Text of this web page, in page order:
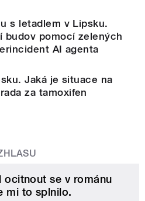
s letadlem v Lipsku.
budov pomocí zelených
AI agenta
Jaká je situace na
za tamoxifen
ocitnout se v románu
mi to splnilo.